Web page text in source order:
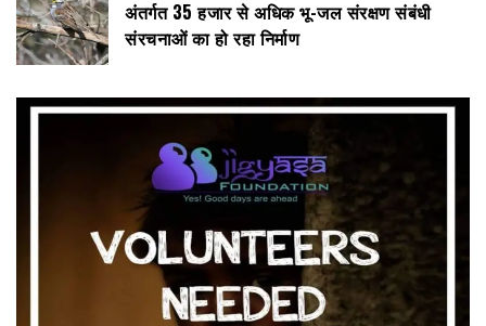
अंतर्गत 35 हजार से अधिक भू-जल संरक्षण संबंधी
संरचनाओं का हो रहा निर्माण